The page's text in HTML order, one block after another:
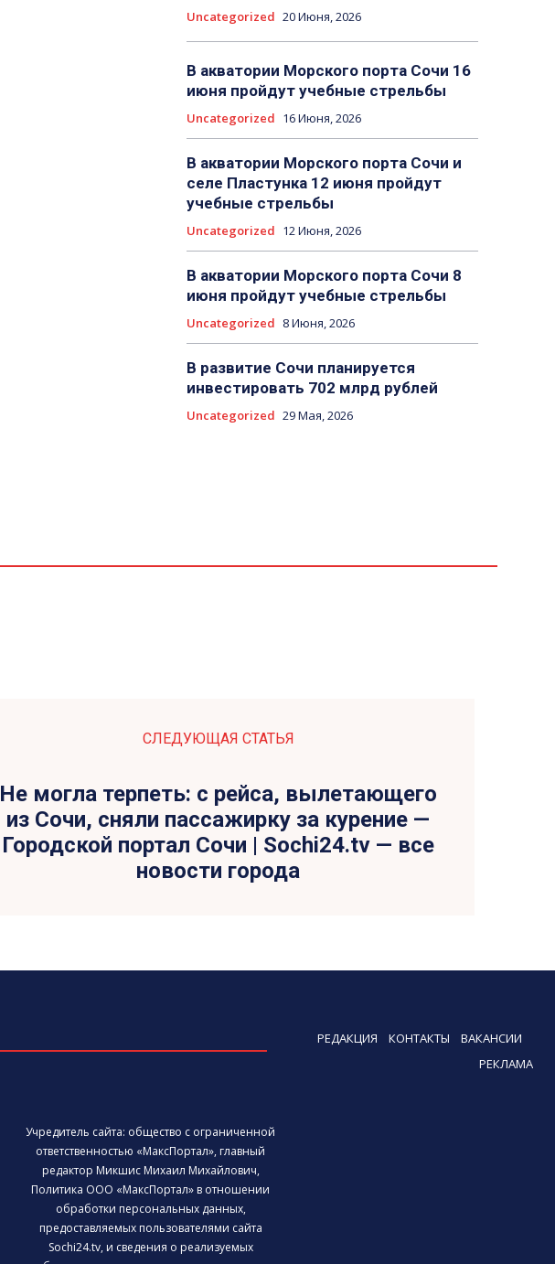
Uncategorized 20 Июня, 2026
В акватории Морского порта Сочи 16
июня пройдут учебные стрельбы
Uncategorized 16 Июня, 2026
В акватории Морского порта Сочи и
селе Пластунка 12 июня пройдут
учебные стрельбы
Uncategorized 12 Июня, 2026
В акватории Морского порта Сочи 8
июня пройдут учебные стрельбы
Uncategorized 8 Июня, 2026
В развитие Сочи планируется
инвестировать 702 млрд рублей
Uncategorized 29 Мая, 2026
СЛЕДУЮЩАЯ СТАТЬЯ
Не могла терпеть: с рейса, вылетающего
из Сочи, сняли пассажирку за курение —
Городской портал Сочи | Sochi24.tv — все
новости города
РЕДАКЦИЯ КОНТАКТЫ
ВАКАНСИИ
РЕКЛАМА
Учредитель сайта: общество с ограниченной
ответственностью «МаксПортал», главный
редактор Микшис Михаил Михайлович,
Политика ООО «МаксПортал» в отношении
обработки персональных данных,
предоставляемых пользователями сайта
Sochi24.tv, и сведения о реализуемых